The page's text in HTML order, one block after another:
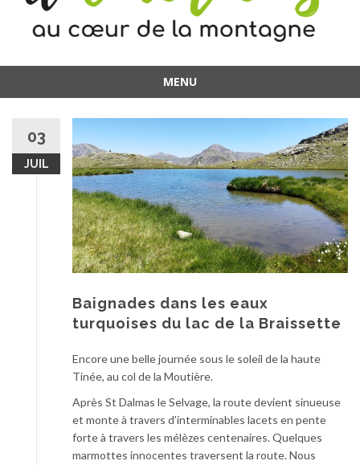
MENU
contenu
03
JUIL
Baignades dans les eaux
turquoises du lac de la Braissette
Encore une belle journée sous le soleil de la haute
Tinée, au col de la Moutière.
Après St Dalmas le Selvage, la route devient sinueuse
et monte à travers d’interminables lacets en pente
forte à travers les mélèzes centenaires. Quelques
marmottes innocentes traversent la route. Nous